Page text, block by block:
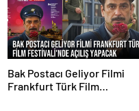
Bak Postacı Geliyor Filmi
Frankfurt Türk Film